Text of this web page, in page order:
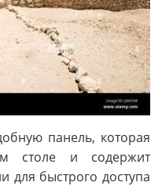
панель, которая
столе и содержит
для быстрого доступа